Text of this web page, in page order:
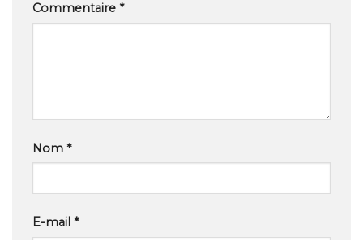
Commentaire *
Nom *
E-mail *